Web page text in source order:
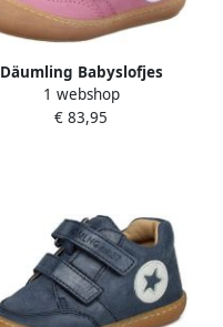
Däumling Babyslofjes
1 webshop
€ 83,95